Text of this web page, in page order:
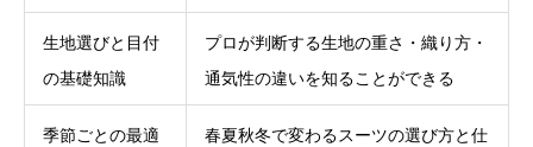
生地選びと目付
の基礎知識
プロが判断する生地の重さ・織り方・
通気性の違いを知ることができる
季節ごとの最適
春夏秋冬で変わるスーツの選び方と仕